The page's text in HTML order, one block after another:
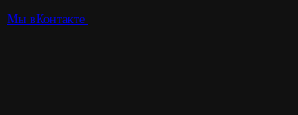
Мы вКонтакте